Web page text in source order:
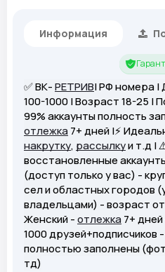
Информация
✅ ВК-РЕТРИВ| РФ номера |
100-1000 | Возраст 18-25 |
99% аккаунты полность
отлежка7+ дней |⚡️
накрутку, рассылкуи т.д |
восстановленные
(доступ только у вас) -
сел и областных городов
владельцами) - возраст
Женский -отлежка7+
1000 друзей+подписчиков
полностью заполнены
тд)